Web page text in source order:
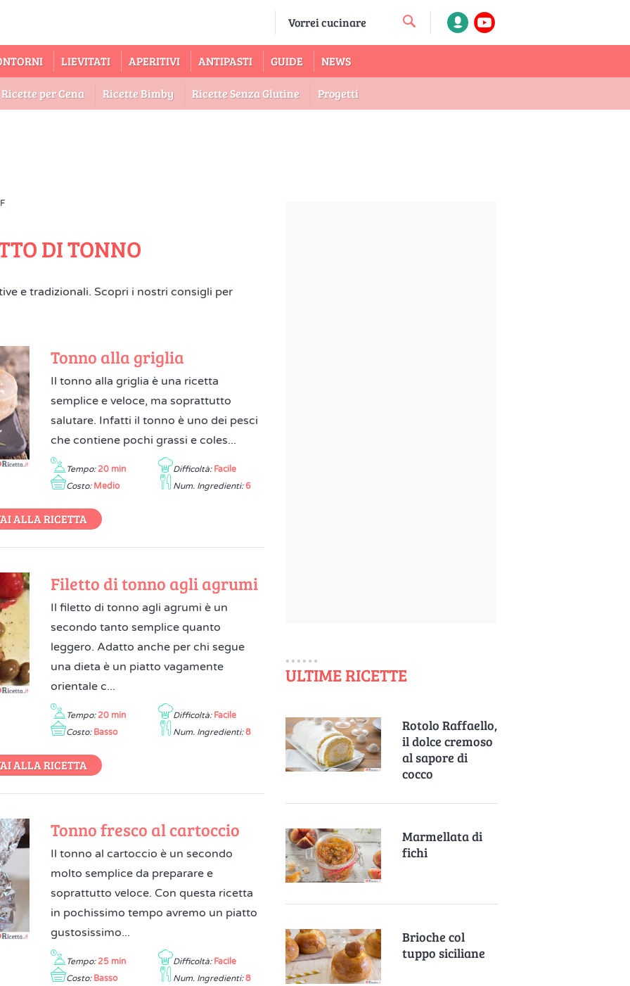
LIEVITATI APERITIVI ANTIPASTI GUIDE NEWS
Ricette per Cena Ricette Bimby Ricette Senza Glutine Progetti
DI TONNO
e tradizionali. Scopri i nostri consigli per
Tonno alla griglia
Il tonno alla griglia è una ricetta
semplice e veloce, ma soprattutto
salutare. Infatti il tonno è uno dei pesci
che contiene pochi grassi e coles...
Tempo: 20 min Difficoltà: Facile
Costo: Medio Num. Ingredienti: 6
ALLA RICETTA
Filetto di tonno agli agrumi
Il filetto di tonno agli agrumi è un
secondo tanto semplice quanto
leggero. Adatto anche per chi segue
una dieta è un piatto vagamente
orientale c...
Tempo: 20 min Difficoltà: Facile
Costo: Basso Num. Ingredienti: 8
ALLA RICETTA
Tonno fresco al cartoccio
Il tonno al cartoccio è un secondo
molto semplice da preparare e
soprattutto veloce. Con questa ricetta
in pochissimo tempo avremo un piatto
gustosissimo...
Tempo: 25 min Difficoltà: Facile
Costo: Basso Num. Ingredienti: 8
ULTIME RICETTE
Rotolo Raffaello,
il dolce cremoso
al sapore di
cocco
Marmellata di
fichi
Brioche col
tuppo siciliane